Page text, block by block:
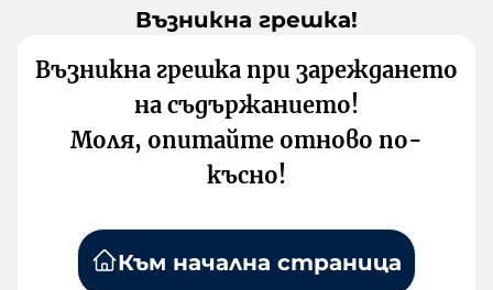
Възникна грешка!
Възникна грешка при зареждането
на съдържанието!
Моля, опитайте отново по-
късно!
Към начална страница